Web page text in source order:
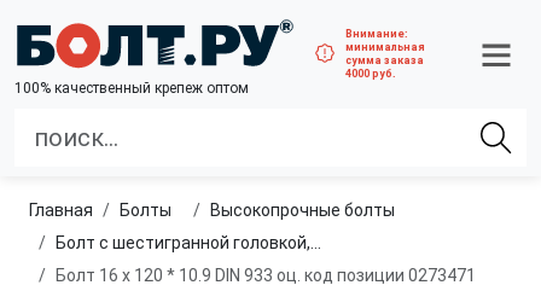
100% качественный крепеж оптом
Внимание:
минимальная
сумма заказа
4000 руб.
Главная болты
высокопрочные болты
Болт с шестигранной головкой, полная резьба, класс прочности 10.9 и 12.9
Болт 16 х 120 * 10.9 DIN 933 оц. код позиции 0273471